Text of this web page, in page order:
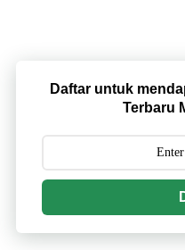
Daftar untuk
Terbaru